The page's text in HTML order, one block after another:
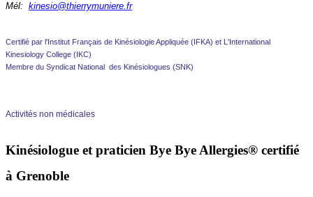
Mél: kinesio@thierrymuniere.fr
Certifié par l'Institut Français de Kinésiologie Appliquée (IFKA) et L'International
Kinesiology College (IKC)
Membre du Syndicat National des Kinésiologues (SNK)
Activités non médicales
Kinésiologue et praticien Bye Bye Allergies® certifié
à Grenoble